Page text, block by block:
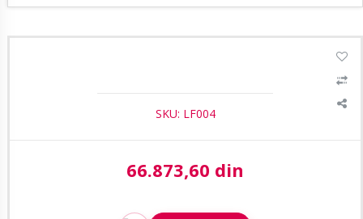
SKU: LF004
Aktuelna cena:
66.873,60 din